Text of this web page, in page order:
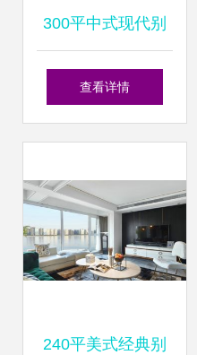
300平中式现代别
墅豪宅装修效果案
查看详情
240平美式经典别